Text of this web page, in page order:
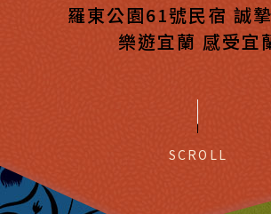
羅東公園61號民宿 誠
樂遊宜蘭 感受宜
SCROLL